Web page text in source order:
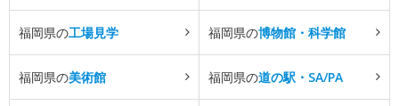
福岡県の工場見学 福岡県の博物館・科学館
福岡県の美術館 福岡県の道の駅・SA/PA